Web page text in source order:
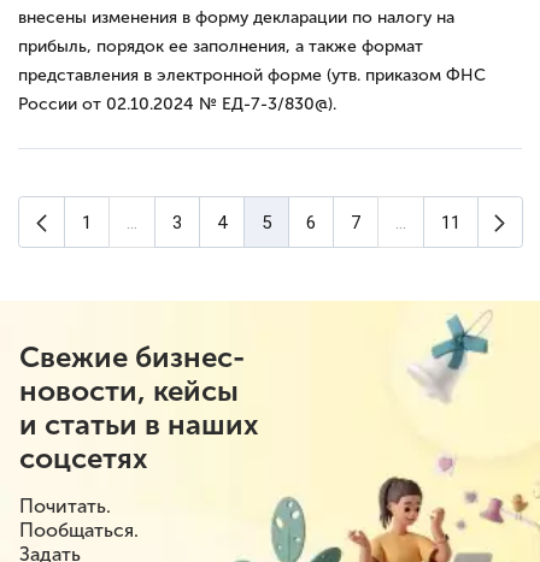
внесены изменения в форму декларации по налогу на
прибыль, порядок ее заполнения, а также формат
представления в электронной форме (утв. приказом ФНС
России от 02.10.2024 № ЕД-7-3/830@).
Предыдущая страница
1 3 4 5 6 7 11
Свежие бизнес-
новости, кейсы
и статьи в наших
соцсетях
Почитать.
Пообщаться.
Задать